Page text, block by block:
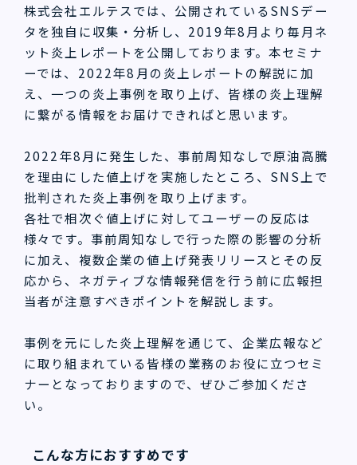
株式会社エルテスでは、公開されているSNSデー
タを独自に収集・分析し、2019年8月より毎月ネ
ット炎上レポートを公開しております。本セミナ
ーでは、2022年8月の炎上レポートの解説に加
え、一つの炎上事例を取り上げ、皆様の炎上理解
に繋がる情報をお届けできればと思います。
2022年8月に発生した、事前周知なしで原油高騰
を理由にした値上げを実施したところ、SNS上で
批判された炎上事例を取り上げます。
各社で相次ぐ値上げに対してユーザーの反応は
様々です。事前周知なしで行った際の影響の分析
に加え、複数企業の値上げ発表リリースとその反
応から、ネガティブな情報発信を行う前に広報担
当者が注意すべきポイントを解説します。
事例を元にした炎上理解を通じて、企業広報など
に取り組まれている皆様の業務のお役に立つセミ
ナーとなっておりますので、ぜひご参加くださ
い。
こんな方におすすめです